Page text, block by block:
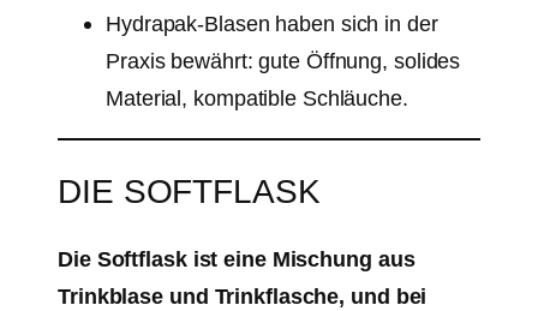
Hydrapak-Blasen haben sich in der
Praxis bewährt: gute Öffnung, solides
Material, kompatible Schläuche.
DIE SOFTFLASK
Die Softflask ist eine Mischung aus
Trinkblase und Trinkflasche, und bei